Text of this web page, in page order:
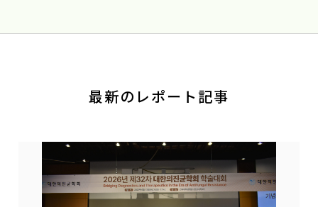
最新のレポート記事